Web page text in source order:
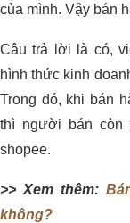
của mình. Vậy bán
Câu trả lời là có,
hình thức kinh
Trong đó, khi bán
thì người bán còn
shopee.
>> Xem thêm:
không?